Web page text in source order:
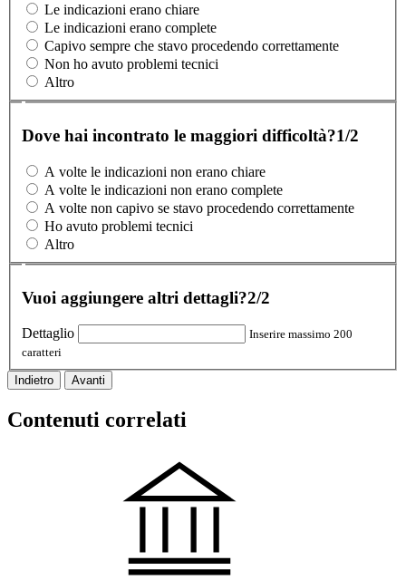
Le indicazioni erano chiare
Le indicazioni erano complete
Capivo sempre che stavo procedendo correttamente
Non ho avuto problemi tecnici
Altro
Dove hai incontrato le maggiori difficoltà?1/2
A volte le indicazioni non erano chiare
A volte le indicazioni non erano complete
A volte non capivo se stavo procedendo correttamente
Ho avuto problemi tecnici
Altro
Vuoi aggiungere altri dettagli?2/2
Dettaglio
Inserire massimo 200
caratteri
Indietro Avanti
Contenuti correlati